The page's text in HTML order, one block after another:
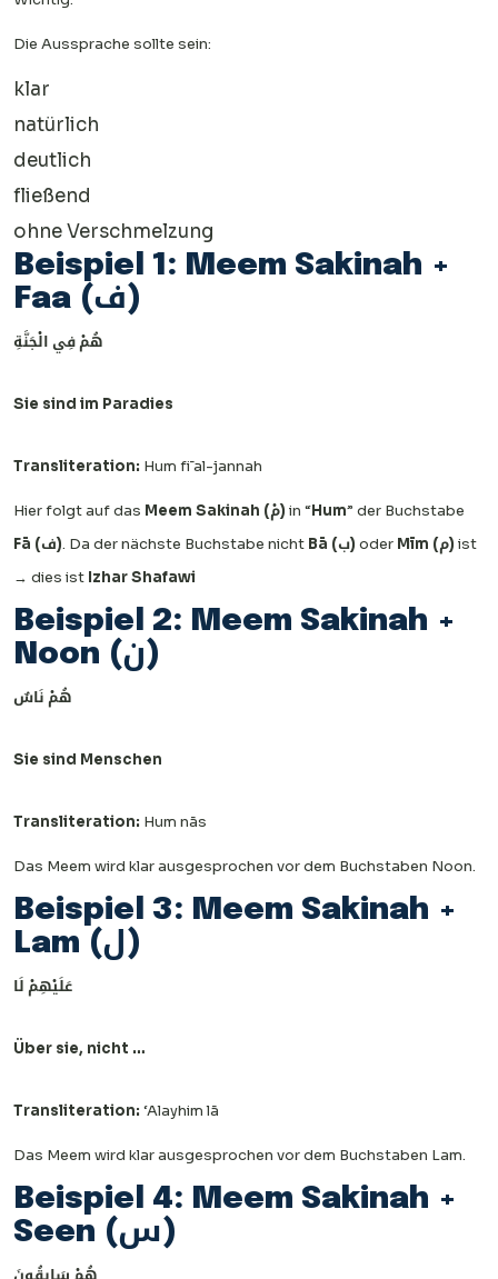
Die Aussprache sollte sein:
klar
natürlich
deutlich
fließend
ohne Verschmelzung
Beispiel 1: Meem Sakinah +
Faa (ف)
هُمْ فِي الْجَنَّةِ
Sie sind im Paradies
Transliteration: Hum fī al-jannah
Hier folgt auf das Meem Sakinah (مْ) in “Hum” der Buchstabe
Fā (ف). Da der nächste Buchstabe nicht Bā (ب) oder Mīm (م) ist
→ dies ist Izhar Shafawi
Beispiel 2: Meem Sakinah +
Noon (ن)
هُمْ نَاسٌ
Sie sind Menschen
Transliteration: Hum nās
Das Meem wird klar ausgesprochen vor dem Buchstaben Noon.
Beispiel 3: Meem Sakinah +
Lam (ل)
عَلَيْهِمْ لَا
Über sie, nicht …
Transliteration: ‘Alayhim lā
Das Meem wird klar ausgesprochen vor dem Buchstaben Lam.
Beispiel 4: Meem Sakinah +
Seen (س)
هُمْ سَابِقُونَ